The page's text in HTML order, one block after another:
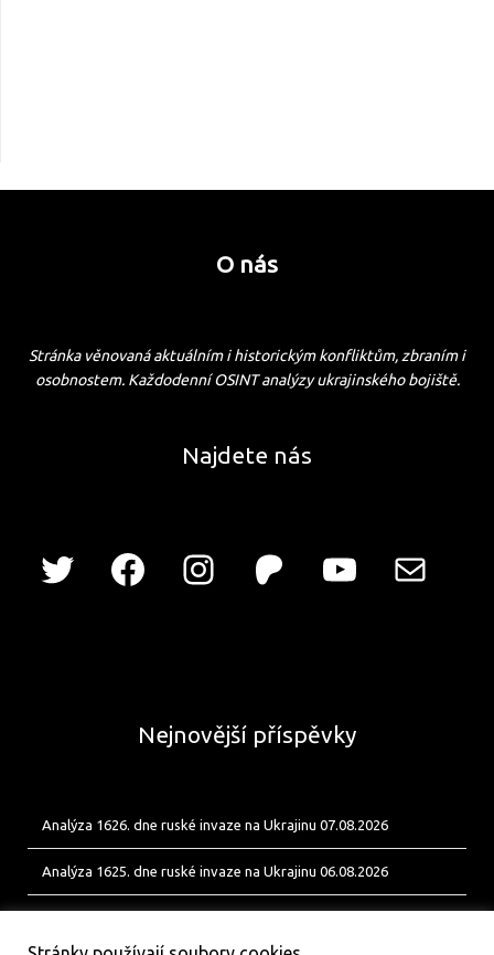
O nás
Stránka věnovaná aktuálním i historickým konfliktům, zbraním i
osobnostem. Každodenní OSINT analýzy ukrajinského bojiště.
Najdete nás
Nejnovější příspěvky
Analýza 1626. dne ruské invaze na Ukrajinu 07.08.2026
Analýza 1625. dne ruské invaze na Ukrajinu 06.08.2026